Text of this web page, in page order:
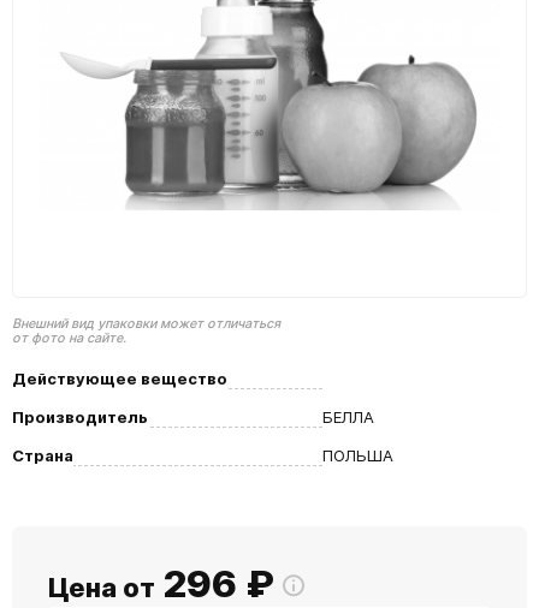
Внешний вид упаковки может отличаться
от фото на сайте.
Действующее вещество
Производитель
БЕЛЛА
Страна
ПОЛЬША
Цена от 296 ₽